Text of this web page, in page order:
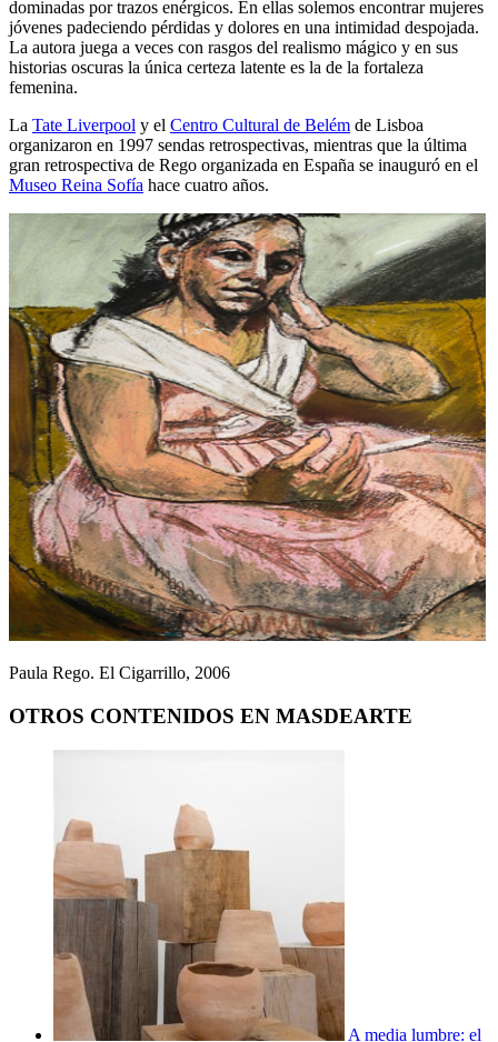
dominadas por trazos enérgicos. En ellas solemos encontrar mujeres
jóvenes padeciendo pérdidas y dolores en una intimidad despojada.
La autora juega a veces con rasgos del realismo mágico y en sus
historias oscuras la única certeza latente es la de la fortaleza
femenina.
La Tate Liverpool y el Centro Cultural de Belém de Lisboa
organizaron en 1997 sendas retrospectivas, mientras que la última
gran retrospectiva de Rego organizada en España se inauguró en el
Museo Reina Sofía hace cuatro años.
Paula Rego. El Cigarrillo, 2006
OTROS CONTENIDOS EN MASDEARTE
A media lumbre: el